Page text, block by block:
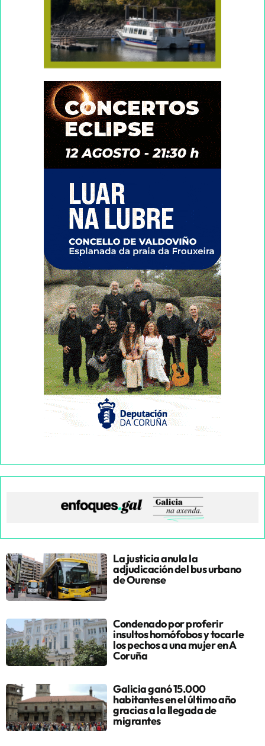
La justicia anula la
adjudicación del bus urbano
de Ourense
Condenado por proferir
insultos homófobos y tocarle
los pechos a una mujer en A
Coruña
Galicia ganó 15.000
habitantes en el último año
gracias a la llegada de
migrantes